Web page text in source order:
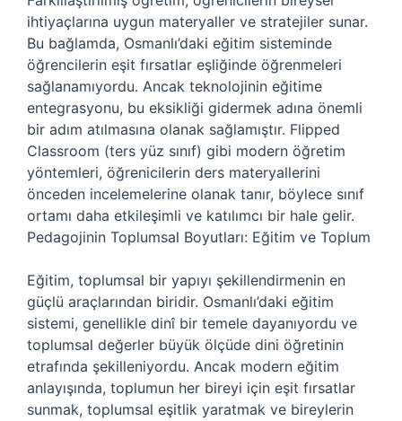
ihtiyaçlarına uygun materyaller ve stratejiler sunar.
Bu bağlamda, Osmanlı’daki eğitim sisteminde
öğrencilerin eşit fırsatlar eşliğinde öğrenmeleri
sağlanamıyordu. Ancak teknolojinin eğitime
entegrasyonu, bu eksikliği gidermek adına önemli
bir adım atılmasına olanak sağlamıştır. Flipped
Classroom (ters yüz sınıf) gibi modern öğretim
yöntemleri, öğrenicilerin ders materyallerini
önceden incelemelerine olanak tanır, böylece sınıf
ortamı daha etkileşimli ve katılımcı bir hale gelir.
Pedagojinin Toplumsal Boyutları: Eğitim ve Toplum
Eğitim, toplumsal bir yapıyı şekillendirmenin en
güçlü araçlarından biridir. Osmanlı’daki eğitim
sistemi, genellikle dinî bir temele dayanıyordu ve
toplumsal değerler büyük ölçüde dini öğretinin
etrafında şekilleniyordu. Ancak modern eğitim
anlayışında, toplumun her bireyi için eşit fırsatlar
sunmak, toplumsal eşitlik yaratmak ve bireylerin